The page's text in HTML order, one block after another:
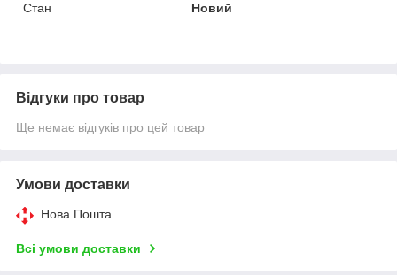
Стан Новий
Відгуки про товар
Ще немає відгуків про цей товар
Умови доставки
Нова Пошта
Всі умови доставки